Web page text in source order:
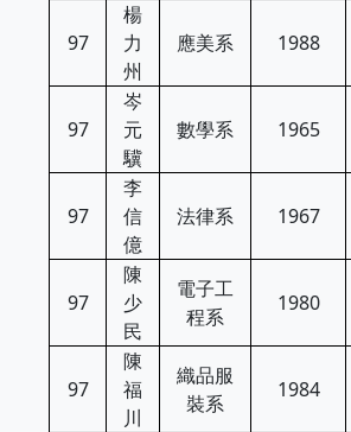
97
楊
力
州
應美系 1988
97
岑
元
驥
數學系 1965
97
李
信
億
法律系 1967
97
陳
少
民
電子工
程系
1980
97
陳
福
川
織品服
裝系
1984